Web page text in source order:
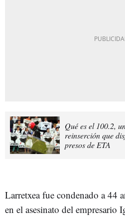
Qué es el 100.2,
reinserción que
presos de ETA
Larretxea fue condenado a 44
en el asesinato del empresario